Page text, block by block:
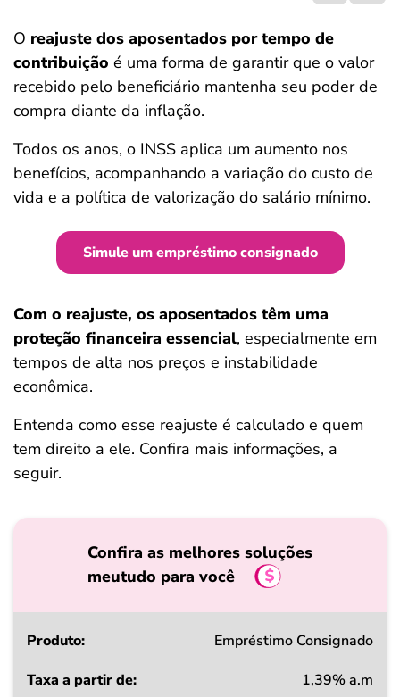
O reajuste dos aposentados por tempo de
contribuição é uma forma de garantir que o valor
recebido pelo beneficiário mantenha seu poder de
compra diante da inflação.
Todos os anos, o INSS aplica um aumento nos
benefícios, acompanhando a variação do custo de
vida e a política de valorização do salário mínimo.
Simule um empréstimo consignado
Com o reajuste, os aposentados têm uma
proteção financeira essencial, especialmente em
tempos de alta nos preços e instabilidade
econômica.
Entenda como esse reajuste é calculado e quem
tem direito a ele. Confira mais informações, a
seguir.
Confira as melhores soluções
meutudo para você
Produto
Empréstimo Consignado
1,39% a.m